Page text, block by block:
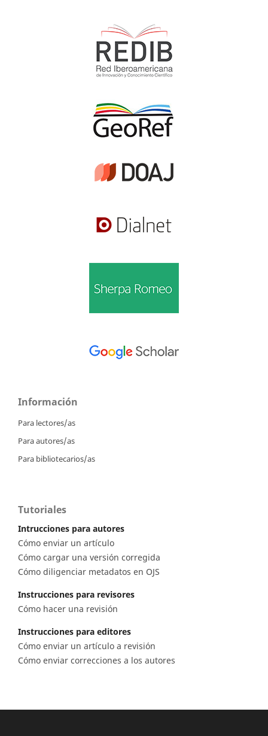
Información
Para lectores/as
Para autores/as
Para bibliotecarios/as
Tutoriales
Intrucciones para autores
Cómo enviar un artículo
Cómo cargar una versión corregida
Cómo diligenciar metadatos en OJS
Instrucciones para revisores
Cómo hacer una revisión
Instrucciones para editores
Cómo enviar un artículo a revisión
Cómo enviar correcciones a los autores